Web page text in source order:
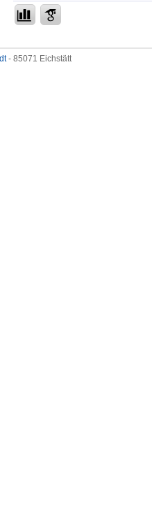
- 85071 Eichstätt